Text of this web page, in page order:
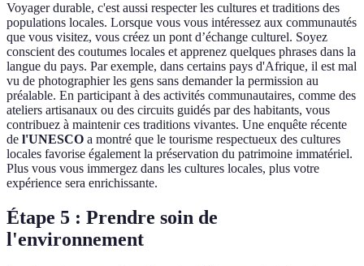
Voyager durable, c'est aussi respecter les cultures et traditions des
populations locales. Lorsque vous vous intéressez aux communautés
que vous visitez, vous créez un pont d’échange culturel. Soyez
conscient des coutumes locales et apprenez quelques phrases dans la
langue du pays. Par exemple, dans certains pays d'Afrique, il est mal
vu de photographier les gens sans demander la permission au
préalable. En participant à des activités communautaires, comme des
ateliers artisanaux ou des circuits guidés par des habitants, vous
contribuez à maintenir ces traditions vivantes. Une enquête récente
de l'UNESCO a montré que le tourisme respectueux des cultures
locales favorise également la préservation du patrimoine immatériel.
Plus vous vous immergez dans les cultures locales, plus votre
expérience sera enrichissante.
Étape 5 : Prendre soin de
l'environnement